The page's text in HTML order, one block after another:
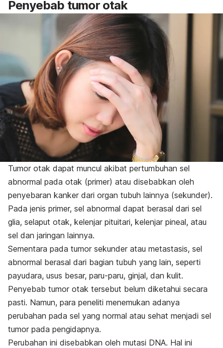
Penyebab tumor otak
Tumor otak dapat muncul akibat pertumbuhan sel
abnormal pada otak (primer) atau disebabkan oleh
penyebaran kanker dari organ tubuh lainnya (sekunder).
Pada jenis primer, sel abnormal dapat berasal dari sel
glia, selaput otak, kelenjar pituitari, kelenjar pineal, atau
sel dan jaringan lainnya.
Sementara pada tumor sekunder atau metastasis, sel
abnormal berasal dari bagian tubuh yang lain, seperti
payudara, usus besar, paru-paru, ginjal, dan kulit.
Penyebab tumor otak tersebut belum diketahui secara
pasti. Namun, para peneliti menemukan adanya
perubahan pada sel yang normal atau sehat menjadi sel
tumor pada pengidapnya.
Perubahan ini disebabkan oleh mutasi DNA. Hal ini